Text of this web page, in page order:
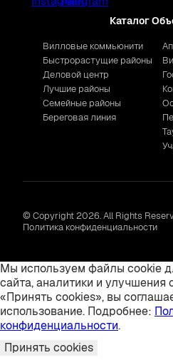
Каталог
Вилловые коммьюнити
Быстрорастущие районы
Деловой центр
Лучшие районы
Семейные районы
Береговая линия
© Copyright 2026. All Rights
Политика конфиденциальности
Мы используем файлы cookie
сайта, аналитики и
«Принять cookies», вы
использование. Подробнее:
конфиденциальности.
Принять cookies